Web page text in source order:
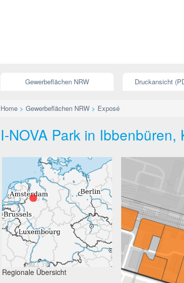
Gewerbeflächen NRW Druckansicht
Home > Gewerbeflächen NRW > Exposé
I-NOVA Park in Ibbenbüren,
Regionale Übersicht